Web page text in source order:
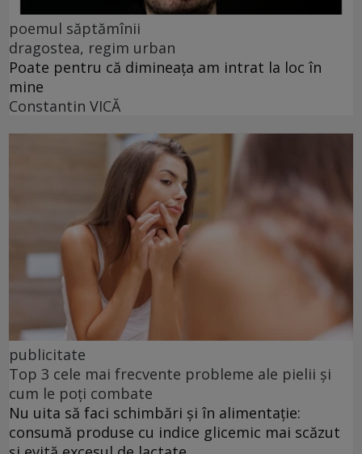
poemul săptămînii
dragostea, regim urban
Poate pentru că dimineața am intrat la loc în
mine
Constantin VICĂ
publicitate
Top 3 cele mai frecvente probleme ale pielii și
cum le poți combate
Nu uita să faci schimbări și în alimentație:
consumă produse cu indice glicemic mai scăzut